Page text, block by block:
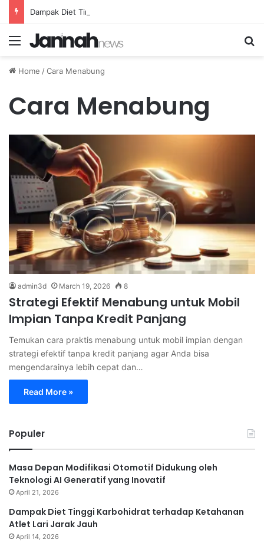
Menu
Home /Cara Menabung
Cara Menabung
admin3d March 19, 2026 8
Strategi Efektif Menabung untuk Mobil
Impian Tanpa Kredit Panjang
Temukan cara praktis menabung untuk mobil impian dengan
strategi efektif tanpa kredit panjang agar Anda bisa
mengendarainya lebih cepat dan…
Read More »
Populer
Masa Depan Modifikasi Otomotif Didukung oleh
Teknologi AI Generatif yang Inovatif
April 21, 2026
Dampak Diet Tinggi Karbohidrat terhadap Ketahanan
Atlet Lari Jarak Jauh
April 14, 2026